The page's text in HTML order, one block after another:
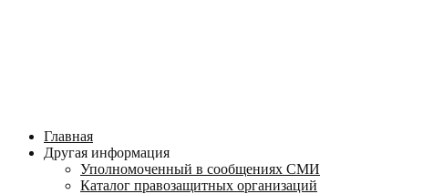
Главная
Другая информация
Уполномоченный в сообщениях СМИ
Каталог правозащитных организаций